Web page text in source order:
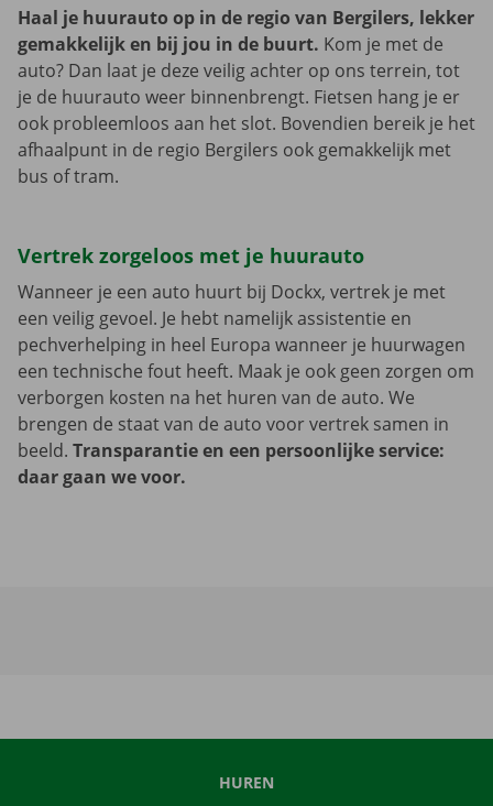
Haal je huurauto op in de regio van Bergilers, lekker
gemakkelijk en bij jou in de buurt. Kom je met de
auto? Dan laat je deze veilig achter op ons terrein, tot
je de huurauto weer binnenbrengt. Fietsen hang je er
ook probleemloos aan het slot. Bovendien bereik je het
afhaalpunt in de regio Bergilers ook gemakkelijk met
bus of tram.
Vertrek zorgeloos met je huurauto
Wanneer je een auto huurt bij Dockx, vertrek je met
een veilig gevoel. Je hebt namelijk assistentie en
pechverhelping in heel Europa wanneer je huurwagen
een technische fout heeft. Maak je ook geen zorgen om
verborgen kosten na het huren van de auto. We
brengen de staat van de auto voor vertrek samen in
beeld. Transparantie en een persoonlijke service:
daar gaan we voor.
HUREN